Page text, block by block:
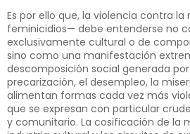
Es por ello que, la violencia contra
feminici­dios— debe entenderse no
exclusivamente cultural o de
sino como una manifestación
descomposición social generada
precari­zación, el desempleo, la
alimentan formas cada vez más
que se expresan con particular
y comu­nitario. La cosificación de la